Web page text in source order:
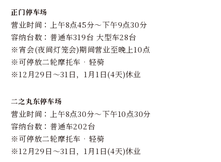
正门停车场
营业时间∶上午8点45分～下午9点30分
容纳台数∶普通车319台 大型车28台
※宵会(夜间灯笼会)期间营业至晚上10点
※可停放二轮摩托车•轻骑
※12月29日～31日，1月1日(4天)休业
二之丸东停车场
营业时间∶上午8点30分～下午10点30分
容纳台数∶普通车202台
※可停放二轮摩托车•轻骑
※12月29日～31日，1月1日(4天)休业